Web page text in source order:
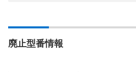
廃止型番情報